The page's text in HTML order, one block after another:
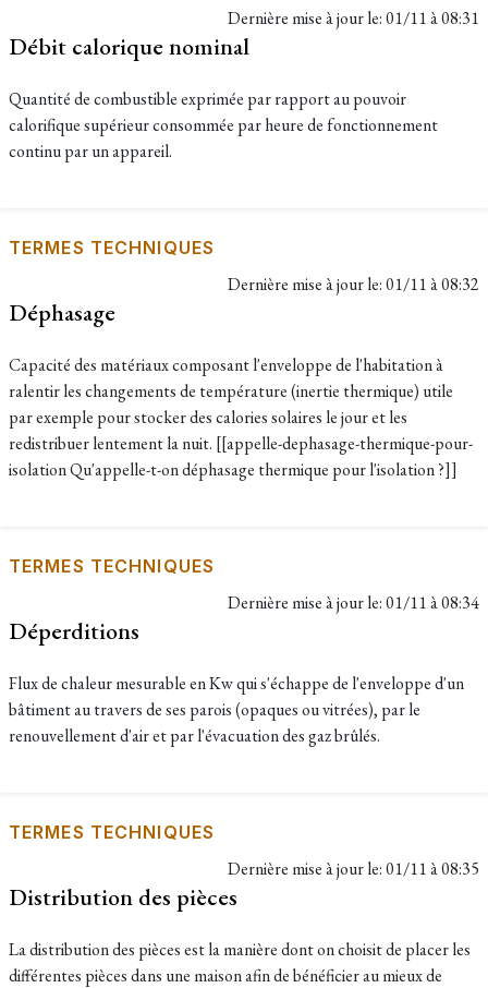
Dernière mise à jour le:01/11 à 08:31
Débit calorique nominal
Quantité de combustible exprimée par rapport au pouvoir
calorifique supérieur consommée par heure de fonctionnement
continu par un appareil.
TERMES TECHNIQUES
Dernière mise à jour le:01/11 à 08:32
Déphasage
Capacité des matériaux composant l'enveloppe de l'habitation à
ralentir les changements de température (inertie thermique) utile
par exemple pour stocker des calories solaires le jour et les
redistribuer lentement la nuit. [[appelle-dephasage-thermique-pour-
isolation Qu'appelle-t-on déphasage thermique pour l'isolation ?]]
TERMES TECHNIQUES
Dernière mise à jour le:01/11 à 08:34
Déperditions
Flux de chaleur mesurable en Kw qui s'échappe de l'enveloppe d'un
bâtiment au travers de ses parois (opaques ou vitrées), par le
renouvellement d'air et par l'évacuation des gaz brûlés.
TERMES TECHNIQUES
Dernière mise à jour le:01/11 à 08:35
Distribution des pièces
La distribution des pièces est la manière dont on choisit de placer les
différentes pièces dans une maison afin de bénéficier au mieux de